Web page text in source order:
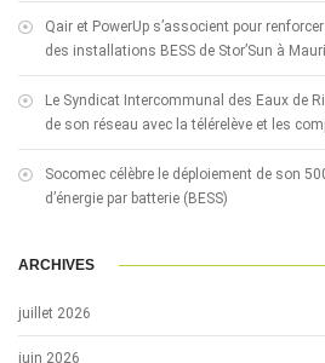
Qair et PowerUp s’associent pour
des installations BESS de Stor’Sun à
Le Syndicat Intercommunal des Eaux de
de son réseau avec la télérelève et les
Socomec célèbre le déploiement de son
d’énergie par batterie (BESS)
ARCHIVES
juillet 2026
juin 2026